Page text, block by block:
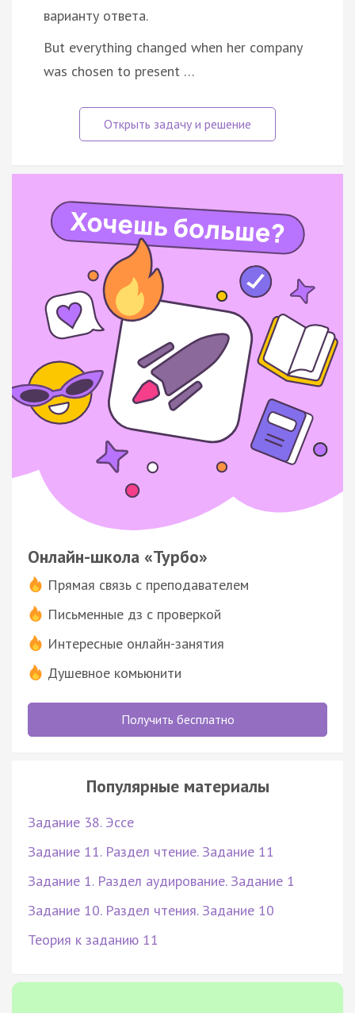
варианту ответа.
But everything changed when her company
was chosen to present …
Онлайн-школа «Турбо»
Прямая связь с преподавателем
Письменные дз с проверкой
Интересные онлайн-занятия
Душевное комьюнити
Получить бесплатно
Популярные материалы
Задание 38. Эссе
Задание 11. Раздел чтение. Задание 11
Задание 1. Раздел аудирование. Задание 1
Задание 10. Раздел чтения. Задание 10
Теория к заданию 11